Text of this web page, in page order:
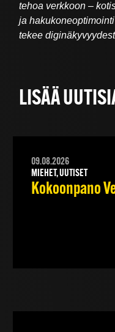
tehoa verkkoon –
ja
tekee
LISÄÄ
09.08.2026
MIEHET, UUTISET
Kokoonpano